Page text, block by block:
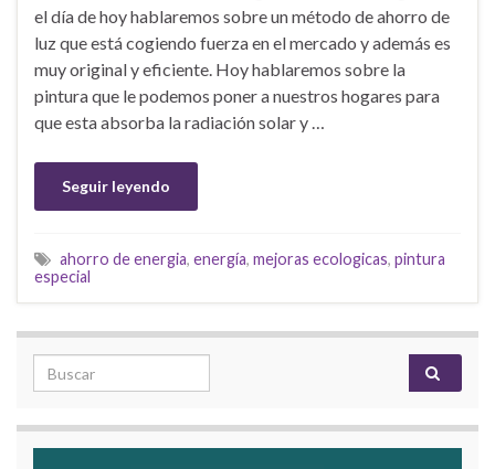
el día de hoy hablaremos sobre un método de ahorro de
luz que está cogiendo fuerza en el mercado y además es
muy original y eficiente. Hoy hablaremos sobre la
pintura que le podemos poner a nuestros hogares para
que esta absorba la radiación solar y …
Seguir leyendo
ahorro de energia, energía, mejoras ecologicas, pintura
especial
Search for: